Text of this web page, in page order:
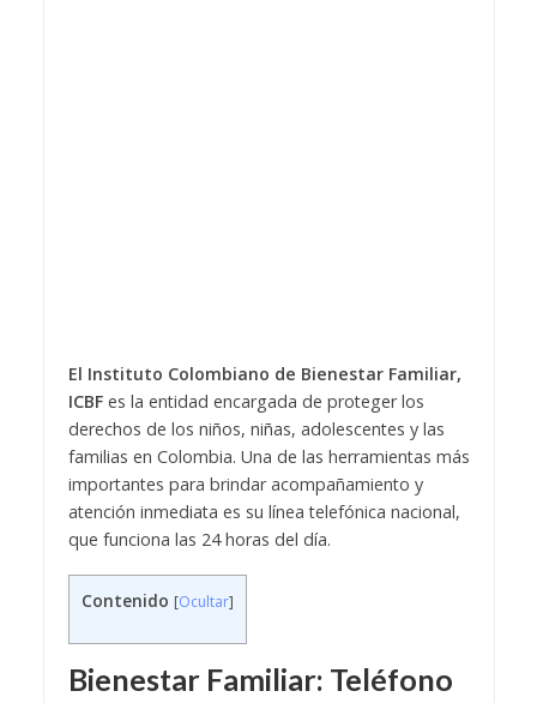
El Instituto Colombiano de Bienestar Familiar,
ICBF es la entidad encargada de proteger los
derechos de los niños, niñas, adolescentes y las
familias en Colombia. Una de las herramientas más
importantes para brindar acompañamiento y
atención inmediata es su línea telefónica nacional,
que funciona las 24 horas del día.
Contenido [Ocultar]
Bienestar Familiar: Teléfono